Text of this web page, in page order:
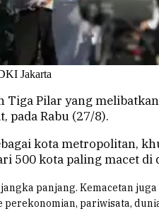
Jakarta
Pilar yang
pada Rabu (27/8).
kota metropolitan,
500 kota paling macet di
panjang. Kemacetan
pariwisata,